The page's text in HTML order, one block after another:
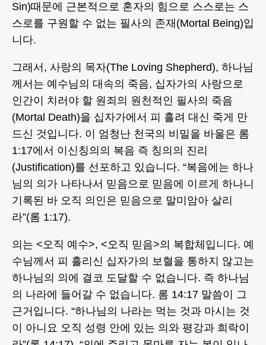
Sin)때문에 근본적으로 혼자의 힘으로 스스로는 스
스로를 구원할 수 없는 필사의 존재(Mortal Being)입
니다.
그래서, 사랑의 목자(The Loving Shepherd), 하나님
께서는 예수님의 대속의 죽음, 십자가의 사랑으로
인간이 치러야 할 원죄의 원천적인 필사의 죽음
(Mortal Death)을 십자가에서 피 흘려 대신 죽게 만
드신 것입니다. 이 엄청난 천국의 비밀을 바울은 롬
1:17에서 이신칭의의 복음 즉 칭의의 진리
(Justification)를 선포하고 있습니다. “복음에는 하나
님의 의가 나타나서 믿음으로 믿음에 이르게 하나니
기록된 바 오직 의인은 믿음으로 말미암아 살리
라”(롬 1:17).
의는 <오직 예수>, <오직 믿음>의 복합체입니다. 예
수님께서 피 흘리신 십자가의 보혈을 통하지 않고는
하나님의 의에 결코 도달할 수 없습니다. 즉 하나님
의 나라에 들어갈 수 없습니다. 롬 14:17 말씀이 그
근거입니다. “하나님의 나라는 먹는 것과 마시는 것
이 아니요 오직 성령 안에 있는 의와 평강과 희락이